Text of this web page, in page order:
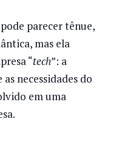
parecer tênue,
mas ela
“tech”: a
necessidades do
em uma